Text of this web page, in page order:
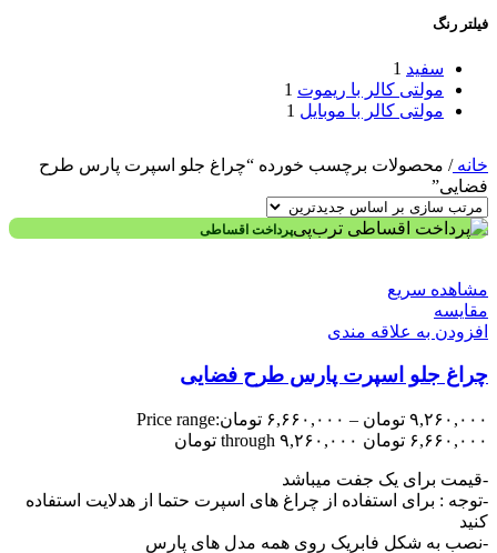
فیلتر رنگ
سفید 1
مولتی کالر با ریموت 1
مولتی کالر با موبایل 1
خانه/ محصولات برچسب خورده “چراغ جلو اسپرت پارس طرح
فضایی”
پرداخت اقساطی
مشاهده سریع
مقایسه
افزودن به علاقه مندی
چراغ جلو اسپرت پارس طرح فضایی
۹,۲۶۰,۰۰۰ تومان – ۶,۶۶۰,۰۰۰ تومانPrice range:
۶,۶۶۰,۰۰۰ تومان through ۹,۲۶۰,۰۰۰ تومان
-قیمت برای یک جفت میباشد
-توجه : برای استفاده از چراغ های اسپرت حتما از هدلایت استفاده
کنید
-نصب به شکل فابریک روی همه مدل های پارس